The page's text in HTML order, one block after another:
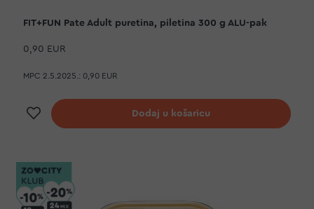
FIT+FUN Pate Adult puretina, piletina 300 g ALU-pak
0,90 EUR
MPC 2.5.2025.: 0,90 EUR
Dodaj na listu želja
Dodaj u košaricu